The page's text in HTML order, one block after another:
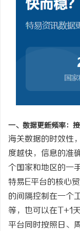
一、数据更新频率：
海关数据的时效性
度越快，信息的准
个国家和地区的一
特易E平台的核心
的间隔控制在一个
等，也可以在T+1
平台同时按照日、